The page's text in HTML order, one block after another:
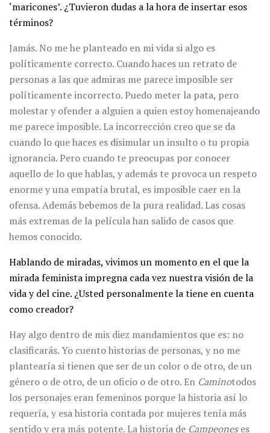
‘maricones’. ¿Tuvieron dudas a la hora de insertar esos
términos?
Jamás. No me he planteado en mi vida si algo es
políticamente correcto. Cuando haces un retrato de
personas a las que admiras me parece imposible ser
políticamente incorrecto. Puedo meter la pata, pero
molestar y ofender a alguien a quien estoy homenajeando
me parece imposible. La incorrección creo que se da
cuando lo que haces es disimular un insulto o tu propia
ignorancia. Pero cuando te preocupas por conocer
aquello de lo que hablas, y además te provoca un respeto
enorme y una empatía brutal, es imposible caer en la
ofensa. Además bebemos de la pura realidad. Las cosas
más extremas de la película han salido de casos que
hemos conocido.
Hablando de miradas, vivimos un momento en el que la
mirada feminista impregna cada vez nuestra visión de la
vida y del cine. ¿Usted personalmente la tiene en cuenta
como creador?
Hay algo dentro de mis diez mandamientos que es: no
clasificarás. Yo cuento historias de personas, y no me
plantearía si tienen que ser de un color o de otro, de un
género o de otro, de un oficio o de otro. En Caminotodos
los personajes eran femeninos porque la historia así lo
requería, y esa historia contada por mujeres tenía más
sentido y era más potente. La historia de Campeoneses